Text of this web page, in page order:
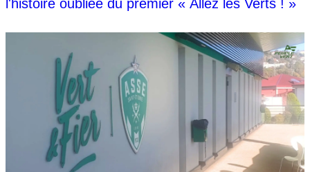
l'histoire oubliée du premier « Allez les Verts ! »